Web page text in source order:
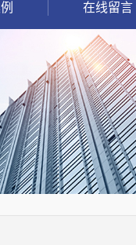
在线留言